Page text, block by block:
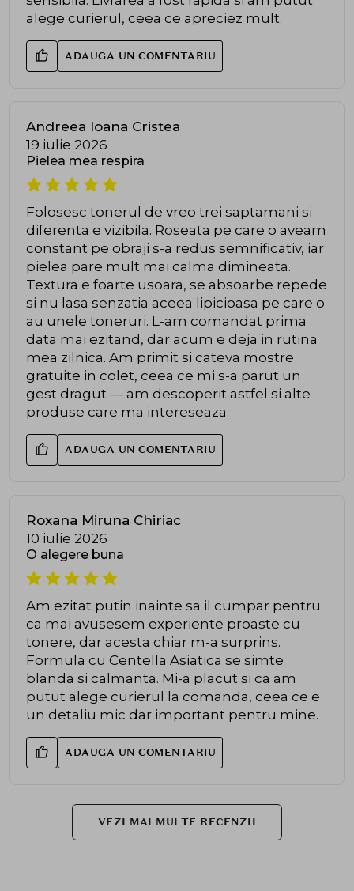
alege curierul, ceea ce apreciez mult.
ADAUGA UN COMENTARIU
Andreea Ioana Cristea
19 iulie 2026
Pielea mea respira
Folosesc tonerul de vreo trei saptamani si
diferenta e vizibila. Roseata pe care o aveam
constant pe obraji s-a redus semnificativ, iar
pielea pare mult mai calma dimineata.
Textura e foarte usoara, se absoarbe repede
si nu lasa senzatia aceea lipicioasa pe care o
au unele toneruri. L-am comandat prima
data mai ezitand, dar acum e deja in rutina
mea zilnica. Am primit si cateva mostre
gratuite in colet, ceea ce mi s-a parut un
gest dragut — am descoperit astfel si alte
produse care ma intereseaza.
ADAUGA UN COMENTARIU
Roxana Miruna Chiriac
10 iulie 2026
O alegere buna
Am ezitat putin inainte sa il cumpar pentru
ca mai avusesem experiente proaste cu
tonere, dar acesta chiar m-a surprins.
Formula cu Centella Asiatica se simte
blanda si calmanta. Mi-a placut si ca am
putut alege curierul la comanda, ceea ce e
un detaliu mic dar important pentru mine.
ADAUGA UN COMENTARIU
VEZI MAI MULTE RECENZII